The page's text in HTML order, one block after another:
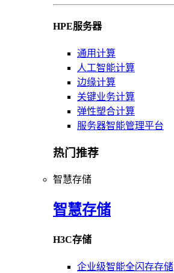
HPE服务器
通用计算
人工智能计算
边缘计算
关键业务计算
弹性塑合计算
服务器智能管理平台
热门推荐
智慧存储
智慧存储
H3C存储
企业级智能全闪存存储